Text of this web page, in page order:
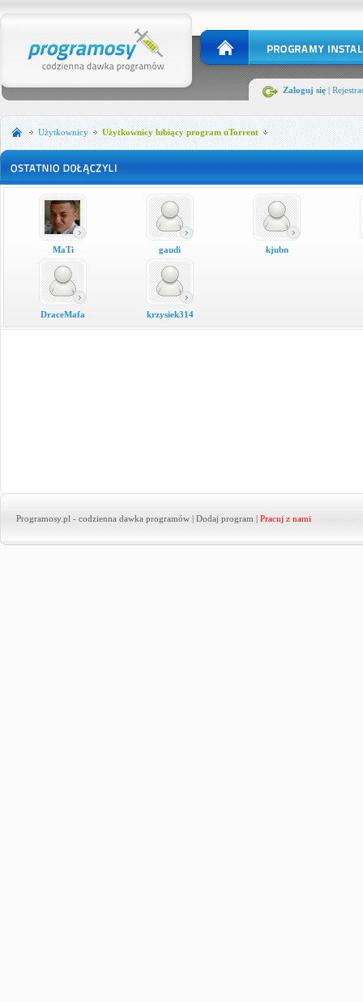
Zaloguj się |
Użytkownicy Użytkownicy lubiący program uTorrent
MaTi gaudi kjubn
DraceMafa krzysiek314
Programosy.pl - codzienna dawka programów | Dodaj program | Pracuj z nami